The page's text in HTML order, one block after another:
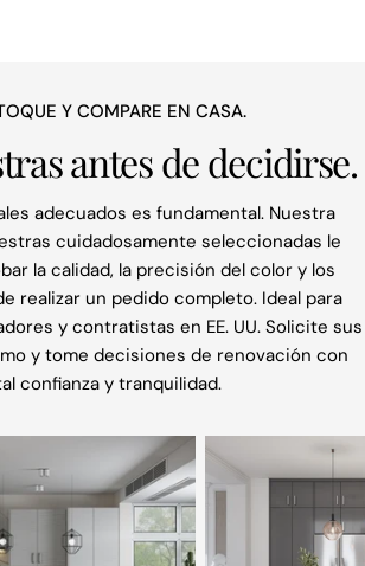
Y COMPARE EN CASA.
antes de decidirse.
adecuados es fundamental. Nuestra
cuidadosamente seleccionadas le
la calidad, la precisión del color y los
realizar un pedido completo. Ideal para
y contratistas en EE. UU. Solicite sus
y tome decisiones de renovación con
confianza y tranquilidad.